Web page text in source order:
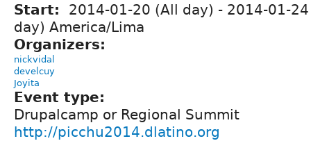
Start: 2014-01-20 (All day) - 2014-01-
day) America/Lima
Organizers:
nickvidal
develcuy
Joyita
Event type:
Drupalcamp or Regional Summit
http://picchu2014.dlatino.org